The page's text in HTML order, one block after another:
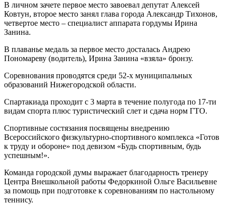
В личном зачете первое место завоевал депутат Алексей
Ковтун, второе место занял глава города Александр Тихонов,
четвертое место – специалист аппарата гордумы Ирина
Занина.
В плаванье медаль за первое место досталась Андрею
Пономареву (водитель), Ирина Занина «взяла» бронзу.
Соревнования проводятся среди 52-х муниципальных
образований Нижегородской области.
Спартакиада проходит с 3 марта в течение полугода по 17-ти
видам спорта плюс туристический слет и сдача норм ГТО.
Спортивные состязания посвящены внедрению
Всероссийского физкультурно-спортивного комплекса «Готов
к труду и обороне» под девизом «Будь спортивным, будь
успешным!».
Команда городской думы выражает благодарность тренеру
Центра Внешкольной работы Федоркиной Ольге Васильевне
за помощь при подготовке к соревнованиям по настольному
теннису.